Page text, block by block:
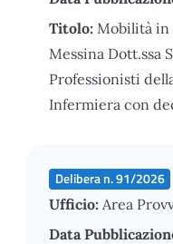
Titolo: Mobilità in
Messina Dott.ssa
Professionisti
Infermiera con
Delibera n. 91/2026
Ufficio: Area
Data